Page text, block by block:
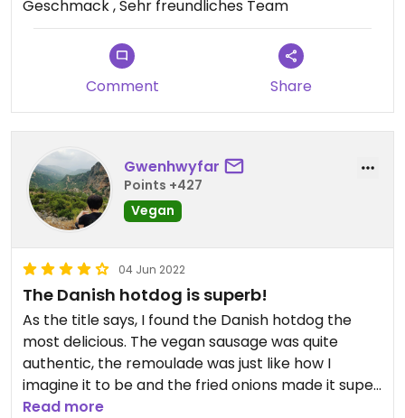
Geschmack , Sehr freundliches Team
Comment Share
Gwenhwyfar
Points +427
Vegan
04 Jun 2022
The Danish hotdog is superb!
As the title says, I found the Danish hotdog the
most delicious. The vegan sausage was quite
authentic, the remoulade was just like how I
imagine it to be and the fried onions made it super
crunchy.
Read more